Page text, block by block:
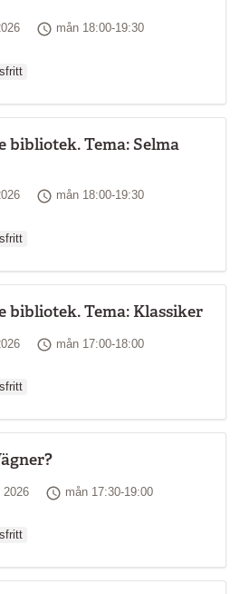
Tid
mån 18:00-19:30
bibliotek. Tema: Selma
Tid
mån 18:00-19:30
bibliotek. Tema: Klassiker
Tid
mån 17:00-18:00
2026 Tid
mån 17:30-19:00